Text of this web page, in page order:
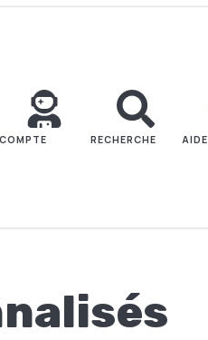
COMPTE RECHERCHE AIDE